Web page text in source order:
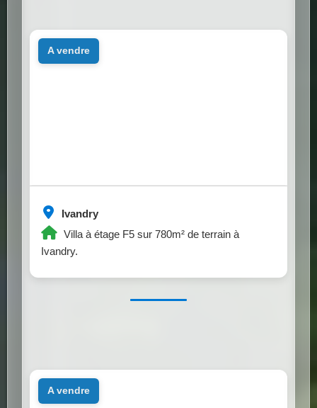
Ivandry
Villa à étage F5 sur 780m² de terrain à
Ivandry.
a vendre
a vendre